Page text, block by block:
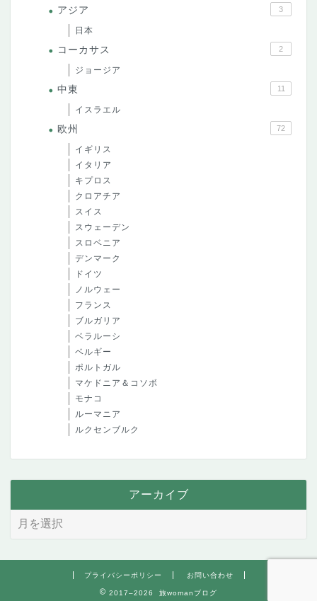
アジア 3
日本
コーカサス 2
ジョージア
中東 11
イスラエル
欧州 72
イギリス
イタリア
キプロス
クロアチア
スイス
スウェーデン
スロベニア
デンマーク
ドイツ
ノルウェー
フランス
ブルガリア
ベラルーシ
ベルギー
ポルトガル
マケドニア＆コソボ
モナコ
ルーマニア
ルクセンブルク
アーカイブ
プライバシーポリシー お問い合わせ
2017–2026 旅womanブログ